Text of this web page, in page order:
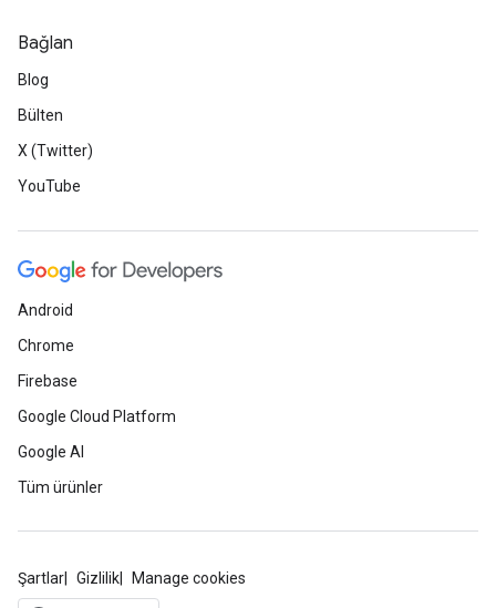
Bağlan
Blog
Bülten
X (Twitter)
YouTube
Android
Chrome
Firebase
Google Cloud Platform
Google AI
Tüm ürünler
Şartlar Gizlilik Manage cookies